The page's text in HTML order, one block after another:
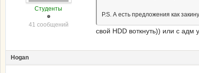
Студенты
41 сообщений
P.S. А есть предложения как
свой HDD воткнуть)) или с адм
Hogan